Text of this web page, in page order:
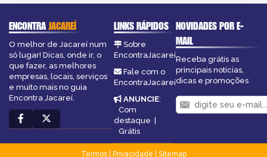
ENCONTRAJACAREÍ
O melhor de Jacareí num
só lugar! Dicas, onde ir, o
que fazer, as melhores
empresas, locais, serviços
e muito mais no guia
Encontra Jacareí.
LINKS RÁPIDOS
Sobre
EncontraJacareí
Fale com o
EncontraJacareí
ANUNCIE:
Com
destaque |
Grátis
NOVIDADES POR E-
MAIL
Receba grátis as
principais notícias,
dicas e promoções
Termos| Privacidade
Sitemap